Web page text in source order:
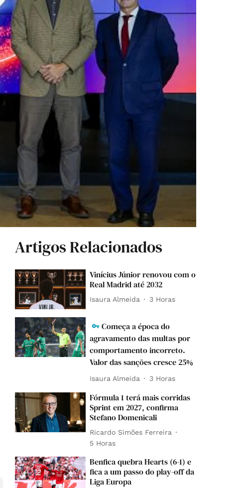
Artigos Relacionados
Vinícius Júnior renovou com o
Real Madrid até 2032
Isaura Almeida 3 Horas
Começa a época do
agravamento das multas por
comportamento incorreto.
Valor das sanções cresce 25%
Isaura Almeida 3 Horas
Fórmula 1 terá mais corridas
Sprint em 2027, confirma
Stefano Domenicali
Ricardo Simões Ferreira
5 Horas
Benfica quebra Hearts (6-1) e
fica a um passo do play-off da
Liga Europa